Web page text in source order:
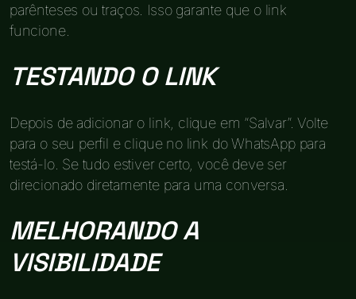
parênteses ou traços. Isso garante que o link
funcione.
TESTANDO O LINK
Depois de adicionar o link, clique em “Salvar”. Volte
para o seu perfil e clique no link do WhatsApp para
testá-lo. Se tudo estiver certo, você deve ser
direcionado diretamente para uma conversa.
MELHORANDO A
VISIBILIDADE